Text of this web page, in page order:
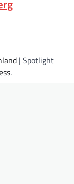
| Spotlight
.